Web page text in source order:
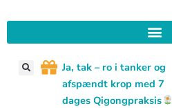
til
indholdet
Ja, tak – ro i tanker og
afspændt krop med 7
dages Qigongpraksis